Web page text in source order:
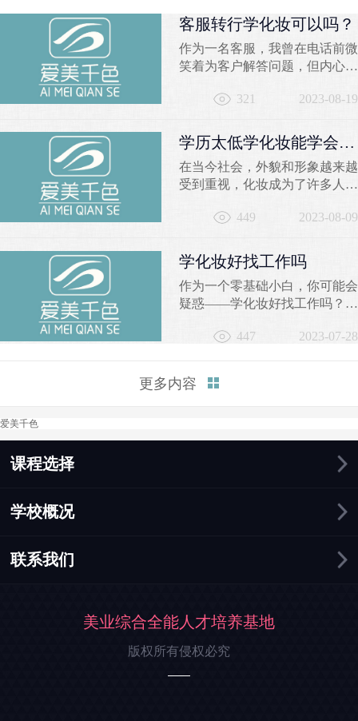
客服转行学化妆可以吗？
作为一名客服，我曾在电话前微
笑着为客户解答问题，但内心深
问：“我是否能找到一份更加充
公室、枯燥的工作内容，让我迫
切渴望寻求一种突破，实现职业
和激情的完美融合。那么，客服
转行学化妆可以吗？让我从不同
妆培训将为你开启一个崭新的...
321 2023-08-19
学历太低学化妆能学会
吗？
在当今社会，外貌和形象越来越
受到重视，化妆成为了许多人关
较低的人来说，学习化妆是否可
历太低学化妆的可能性，并推荐
苏州千色培训学校作为学习化妆
的良好选择。一、学历是否影响
学习化妆的能力？学历的高低并
唯一因素。学习化妆需...
449 2023-08-09
学化妆好找工作吗
作为一个零基础小白，你可能会
疑惑——学化妆好找工作吗？让
是一个聪明的选择。在千色学校
富的知识和实践机会，帮助你在
化妆行业中迅速找到就业机会。
一、化妆行业需求持续增长。在
447 2023-07-28
更多内容
爱美千色
课程选择
学校概况
联系我们
美业综合全能人才培养基地
版权所有侵权必究